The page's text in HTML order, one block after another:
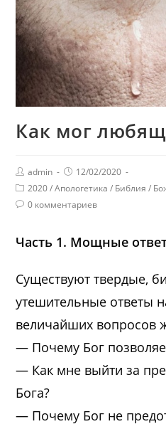
Как мог
admin
12/02/2020
2020 / Апологетика / Библия /
0 комментариев
Часть 1. Мощные
Существуют твердые,
утешительные ответы
величайших вопросов
— Почему Бог
— Как мне выйти за
Бога?
— Почему Бог не